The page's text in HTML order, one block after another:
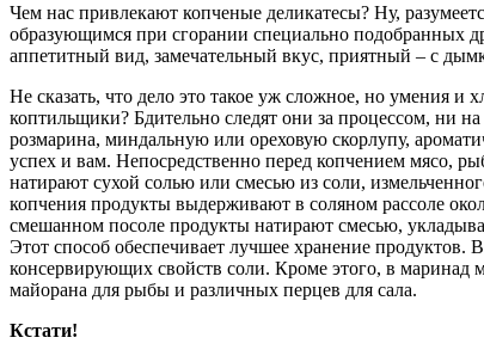
Чем нас привлекают копченые деликатесы? Ну,
образующимся при сгорании специально подобранных
аппетитный вид, замечательный вкус, приятный – с
Не сказать, что дело это такое уж сложное, но умения и
коптильщики? Бдительно следят они за процессом, ни
розмарина, миндальную или ореховую скорлупу,
успех и вам. Непосредственно перед копчением мясо,
натирают сухой солью или смесью из соли,
копчения продукты выдерживают в соляном рассоле
смешанном посоле продукты натирают смесью,
Этот способ обеспечивает лучшее хранение продуктов. В
консервирующих свойств соли. Кроме этого, в маринад
майорана для рыбы и различных перцев для сала.
Кстати!